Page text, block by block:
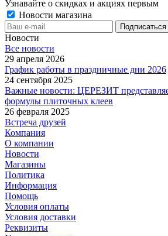
Узнавайте о скидках и акциях первым
Новости магазина
Новости
Все новости
29 апреля 2026
График работы в праздничные дни 2026
24 сентября 2025
Важные новости: ЦЕРЕЗИТ
формулы плиточных клеев
26 февраля 2025
Встреча друзей
Компания
О компании
Новости
Магазины
Политика
Информация
Помощь
Условия оплаты
Условия доставки
Реквизиты